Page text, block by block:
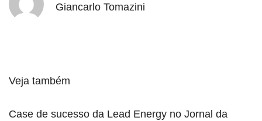
Giancarlo Tomazini
Veja também
Case de sucesso da Lead Energy no Jornal da